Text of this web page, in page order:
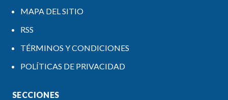
MAPA DEL SITIO
RSS
TÉRMINOS Y CONDICIONES
POLÍTICAS DE PRIVACIDAD
SECCIONES